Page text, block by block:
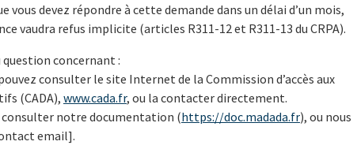
vous devez répondre à cette demande dans un délai d’un mois,
vaudra refus implicite (articles R311-12 et R311-13 du CRPA).
concernant :
consulter le site Internet de la Commission d’accès aux
(CADA), www.cada.fr, ou la contacter directement.
consulter notre documentation (https://doc.madada.fr), ou nous
email].